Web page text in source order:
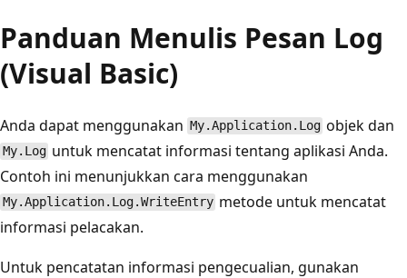
Panduan Menulis Pesan Log
(Visual Basic)
Anda dapat menggunakan My.Application.Log objek dan
My.Log untuk mencatat informasi tentang aplikasi Anda.
Contoh ini menunjukkan cara menggunakan
My.Application.Log.WriteEntry metode untuk mencatat
informasi pelacakan.
Untuk pencatatan informasi pengecualian, gunakan